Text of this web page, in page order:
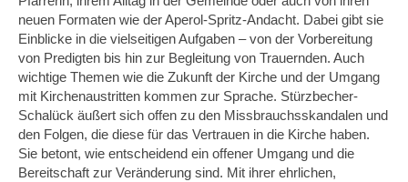
neuen Formaten wie der Aperol-Spritz-Andacht. Dabei gibt sie
Einblicke in die vielseitigen Aufgaben – von der Vorbereitung
von Predigten bis hin zur Begleitung von Trauernden. Auch
wichtige Themen wie die Zukunft der Kirche und der Umgang
mit Kirchenaustritten kommen zur Sprache. Stürzbecher-
Schalück äußert sich offen zu den Missbrauchsskandalen und
den Folgen, die diese für das Vertrauen in die Kirche haben.
Sie betont, wie entscheidend ein offener Umgang und die
Bereitschaft zur Veränderung sind. Mit ihrer ehrlichen,